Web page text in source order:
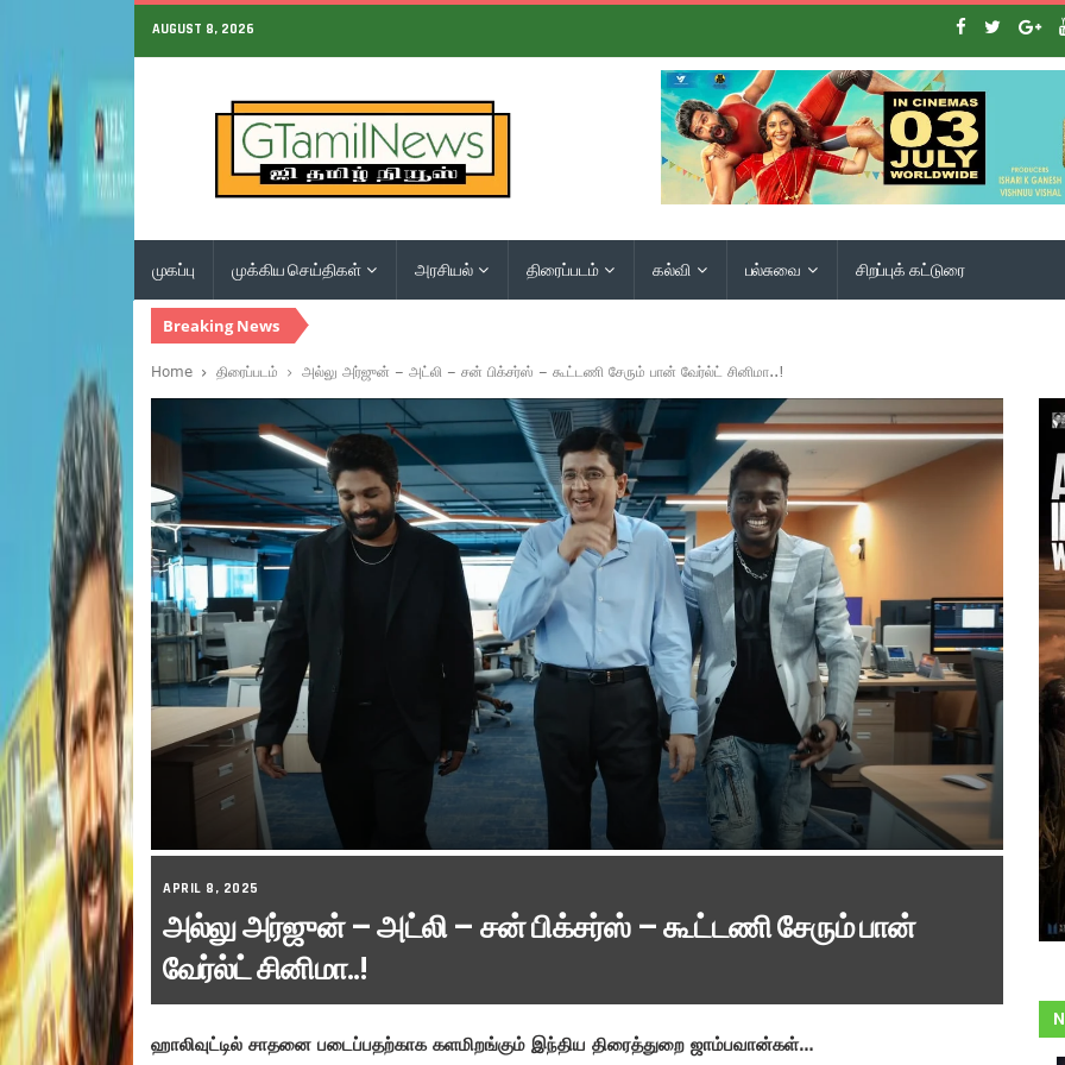
AUGUST 8, 2026
முகப்பு முக்கிய செய்திகள் அரசியல் திரைப்படம் கல்வி பல்சுவை சிறப்புக் கட்டுரை
Breaking News
Home திரைப்படம் அல்லு அர்ஜுன் – அட்லி – சன் பிக்சர்ஸ் – கூட்டணி சேரும் பான் வேர்ல்ட் சினிமா..!
APRIL 8, 2025
அல்லு அர்ஜுன் – அட்லி – சன் பிக்சர்ஸ் – கூட்டணி சேரும் பான்
வேர்ல்ட் சினிமா..!
ஹாலிவுட்டில் சாதனை படைப்பதற்காக களமிறங்கும் இந்திய திரைத்துறை ஜாம்பவான்கள்…